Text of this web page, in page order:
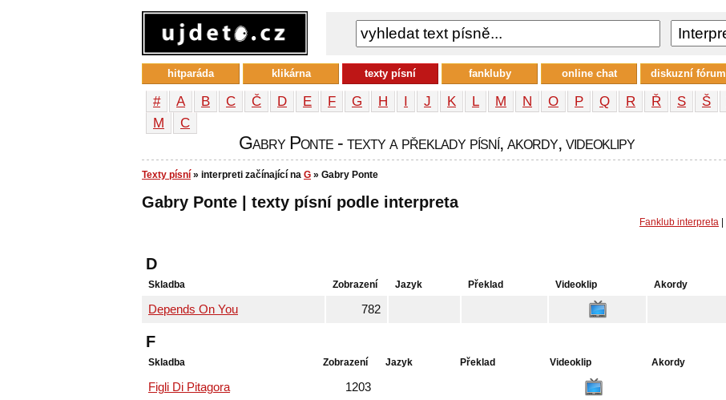
# A B C Č D E F G H I J K L M N O P Q R Ř S Š
М
С
Gabry Ponte - texty a překlady písní, akordy, videoklipy
Texty písní » interpreti začínající na G » Gabry Ponte
Gabry Ponte | texty písní podle interpreta
Fanklub interpreta
D
Skladba Zobrazení Jazyk Překlad Videoklip Akordy
Depends On You 782
F
Skladba Zobrazení Jazyk Překlad Videoklip Akordy
Figli Di Pitagora 1203
hitparáda klikárna texty písní fankluby online chat diskuzní fórum